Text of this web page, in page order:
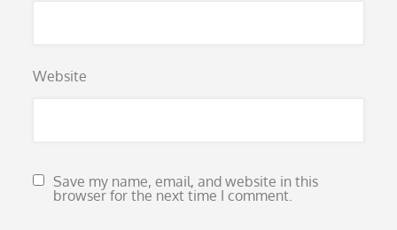
Website
Save my name, email, and website in this
browser for the next time I comment.